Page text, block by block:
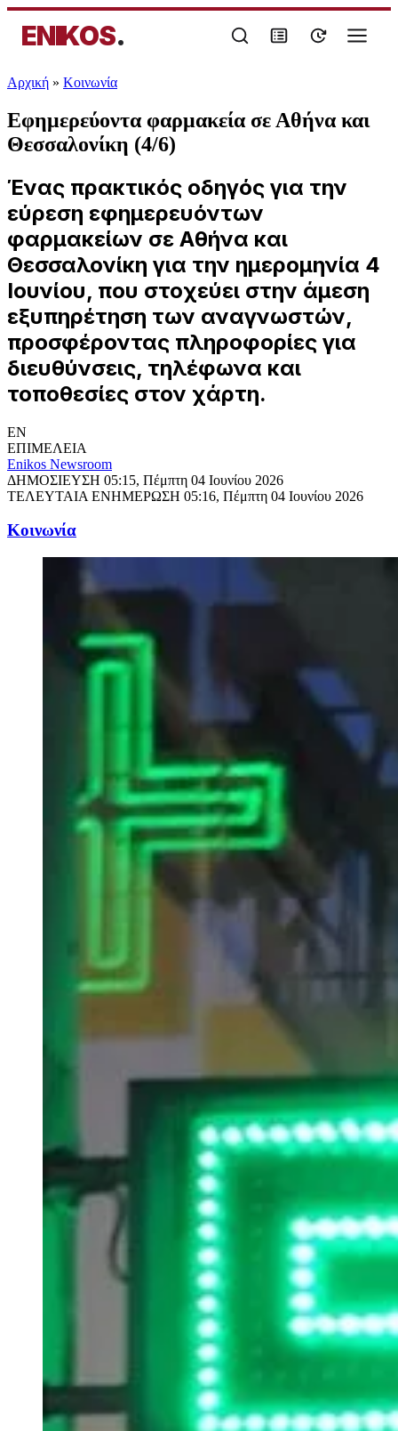
ENIKOS.
Αρχική » Κοινωνία
Εφημερεύοντα φαρμακεία σε Αθήνα και
Θεσσαλονίκη (4/6)
Ένας πρακτικός οδηγός για την
εύρεση εφημερευόντων
φαρμακείων σε Αθήνα και
Θεσσαλονίκη για την ημερομηνία 4
Ιουνίου, που στοχεύει στην άμεση
εξυπηρέτηση των αναγνωστών,
προσφέροντας πληροφορίες για
διευθύνσεις, τηλέφωνα και
τοποθεσίες στον χάρτη.
EN
ΕΠΙΜΕΛΕΙΑ
Enikos Newsroom
ΔΗΜΟΣΙΕΥΣΗ 05:15, Πέμπτη 04 Ιουνίου 2026
ΤΕΛΕΥΤΑΙΑ ΕΝΗΜΕΡΩΣΗ 05:16, Πέμπτη 04 Ιουνίου 2026
Κοινωνία